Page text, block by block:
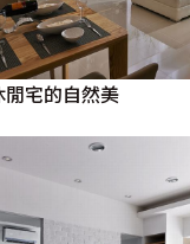
宅的自然美